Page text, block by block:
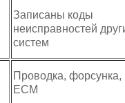
Записаны коды
неисправностей
систем
Проводка, форсунка,
ECM